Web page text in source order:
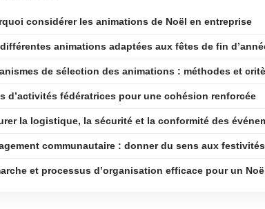
considérer les animations de Noël en entreprise
animations adaptées aux fêtes de fin
de sélection des animations : méthodes et
d’activités fédératrices pour une cohésion renforcée
la logistique, la sécurité et la conformité des
communautaire : donner du sens aux festivités
et processus d’organisation efficace pour un